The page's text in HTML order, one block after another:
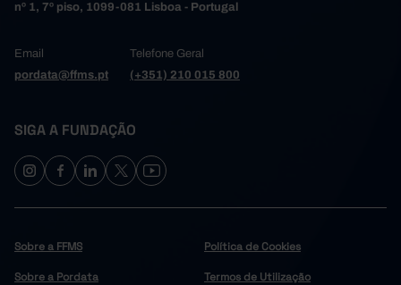
nº 1, 7º piso, 1099-081 Lisboa - Portugal
Email
pordata@ffms.pt
Telefone Geral
(+351) 210 015 800
SIGA A FUNDAÇÃO
Sobre a FFMS
Sobre a Pordata
Política de Cookies
Termos de Utilização